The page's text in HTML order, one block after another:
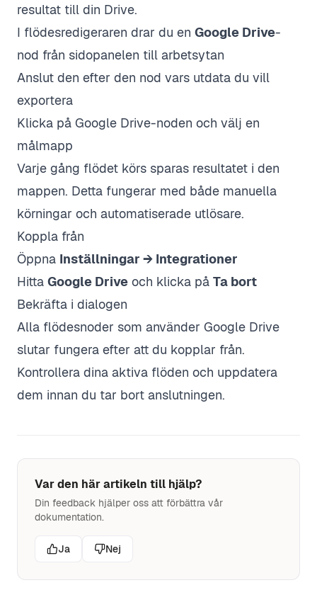
resultat till din Drive.
I flödesredigeraren drar du en Google Drive-
nod från sidopanelen till arbetsytan
Anslut den efter den nod vars utdata du vill
exportera
Klicka på Google Drive-noden och välj en
målmapp
Varje gång flödet körs sparas resultatet i den
mappen. Detta fungerar med både manuella
körningar och automatiserade utlösare.
Koppla från
Öppna Inställningar → Integrationer
Hitta Google Drive och klicka på Ta bort
Bekräfta i dialogen
Alla flödesnoder som använder Google Drive
slutar fungera efter att du kopplar från.
Kontrollera dina aktiva flöden och uppdatera
dem innan du tar bort anslutningen.
Var den här artikeln till hjälp?
Din feedback hjälper oss att förbättra vår
dokumentation.
Ja Nej